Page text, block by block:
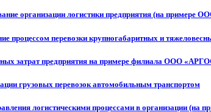
организации логистики предприятия (на примере
процессом перевозки крупногабаритных и
затрат предприятия на примере филиала ООО
грузовых перевозок автомобильным транспортом
логистическими процессами в организации (на